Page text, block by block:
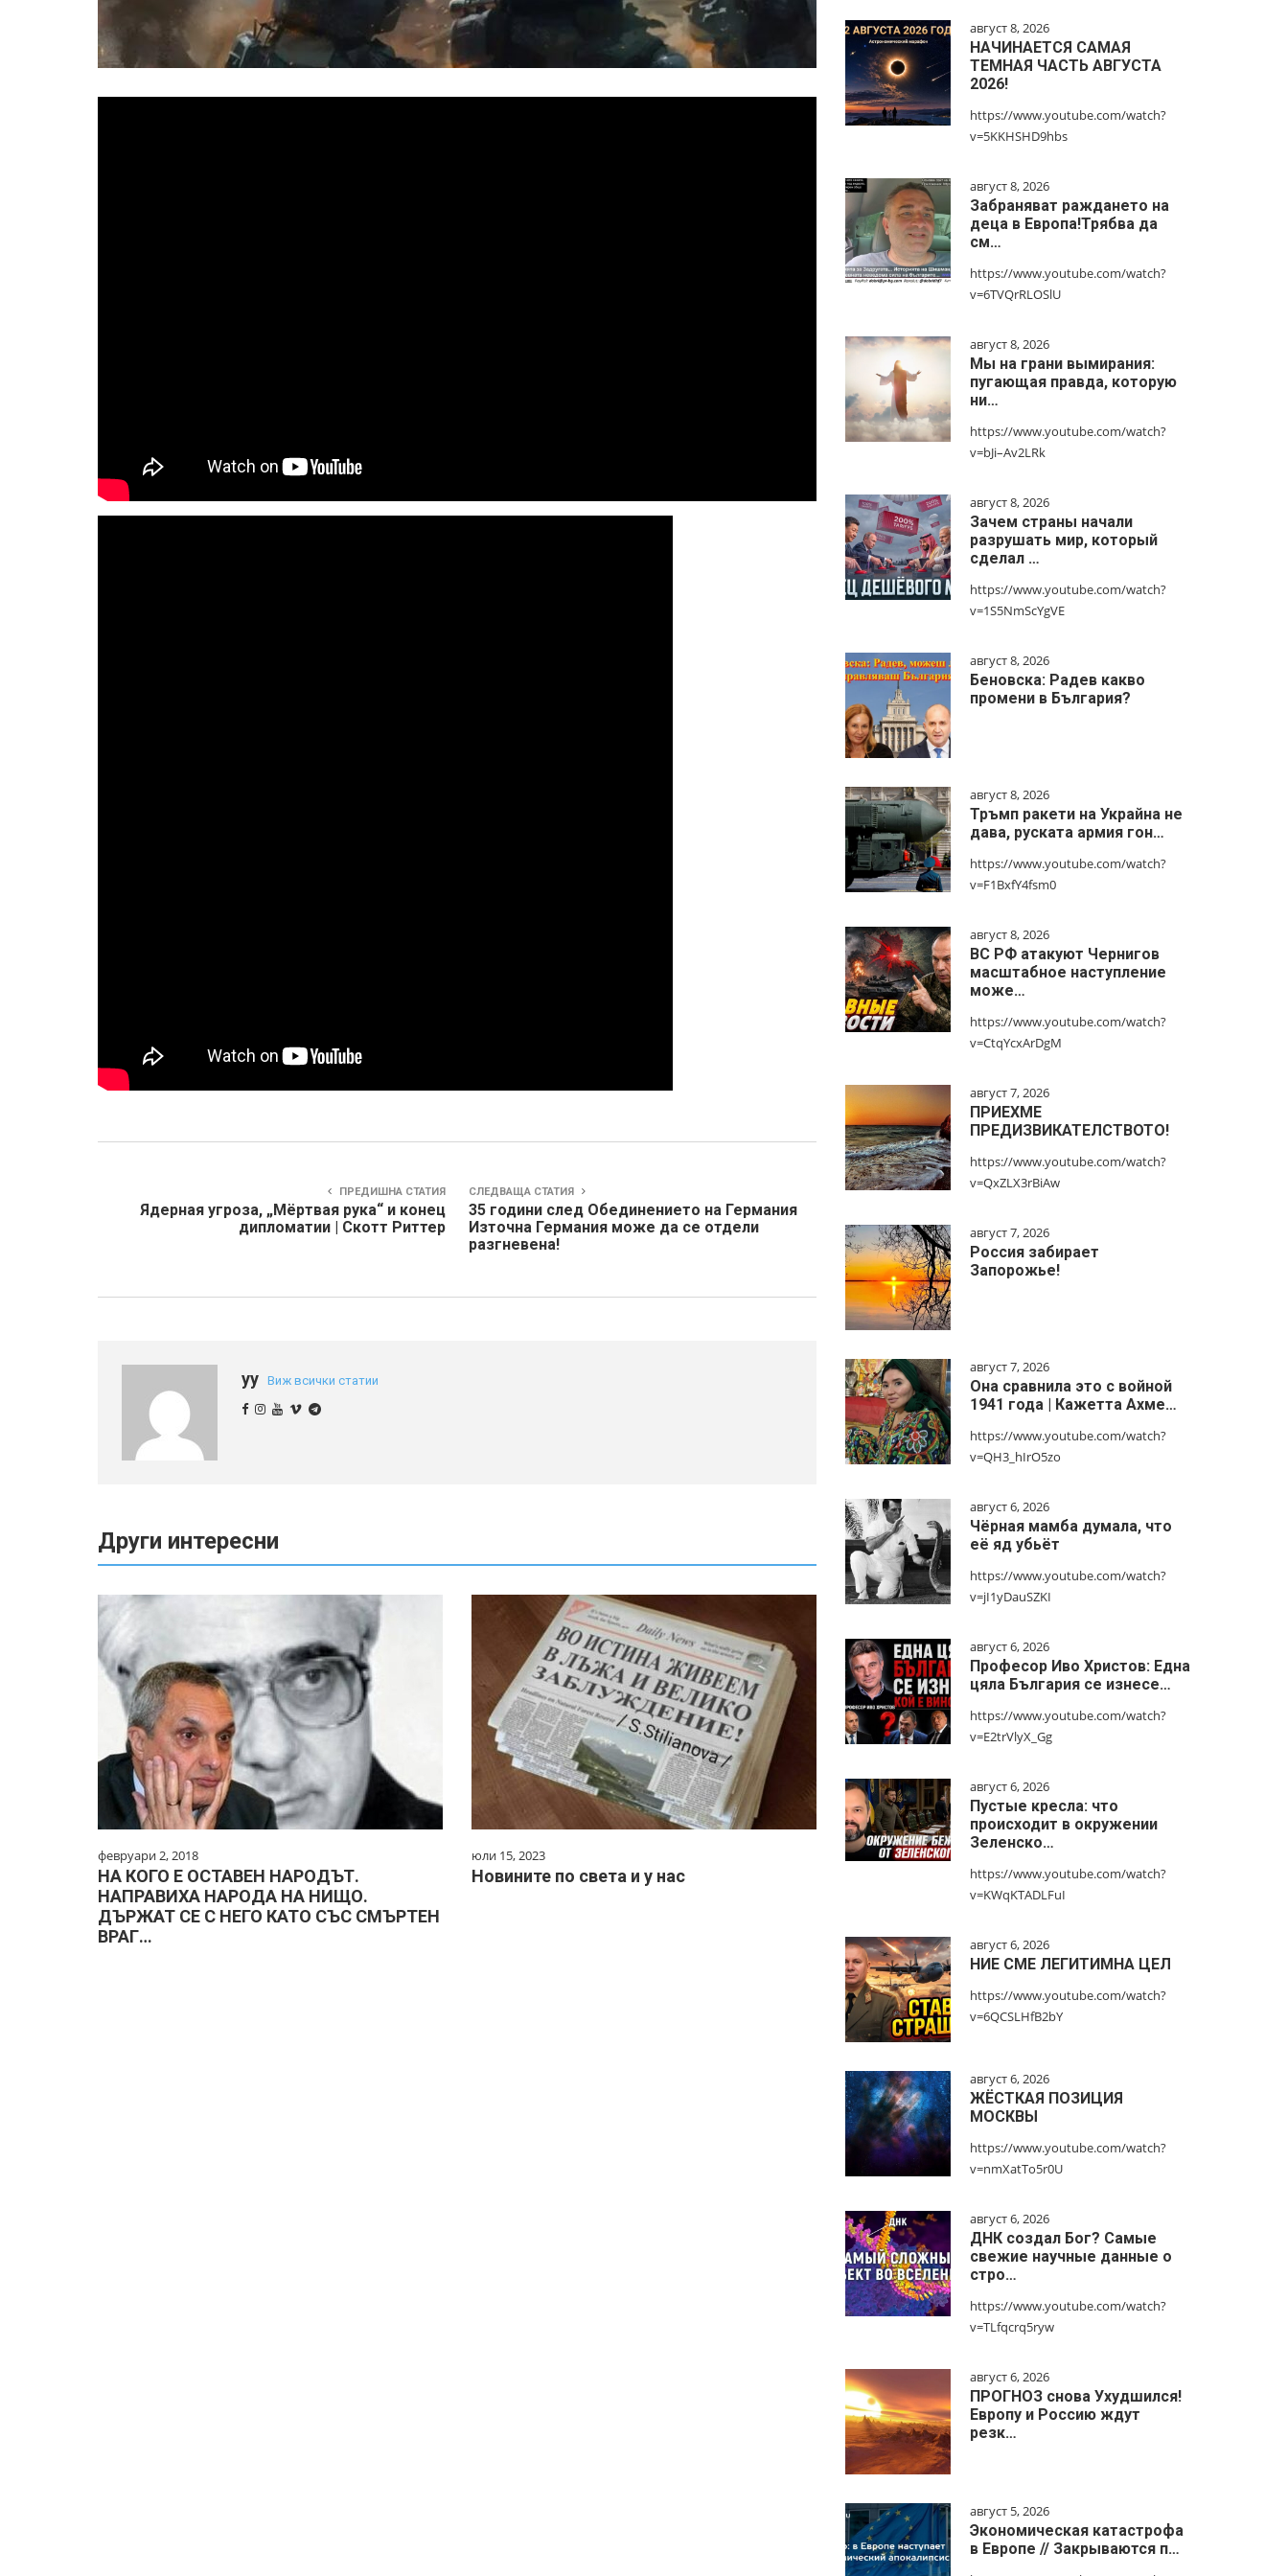
ПРЕДИШНА СТАТИЯ
Ядерная угроза, „Мёртвая рука“ и конец
дипломатии | Скотт Риттер
СЛЕДВАЩА СТАТИЯ
35 години след Обединението на Германия
Източна Германия може да се отдели
разгневена!
yy Виж всички статии
Други интересни
февруари 2, 2018
НА КОГО Е ОСТАВЕН НАРОДЪТ.
НАПРАВИХА НАРОДА НА НИЩО.
ДЪРЖАТ СЕ С НЕГО КАТО СЪС СМЪРТЕН
ВРАГ…
юли 15, 2023
Новините по света и у нас
август 8, 2026
НАЧИНАЕТСЯ САМАЯ
ТЕМНАЯ ЧАСТЬ АВГУСТА
2026!
https://www.youtube.com/watch?
v=5KKHSHD9hbs
август 8, 2026
Забраняват раждането на
деца в Европа!Трябва да
см…
https://www.youtube.com/watch?
v=6TVQrRLOSlU
август 8, 2026
Мы на грани вымирания:
пугающая правда, которую
ни…
https://www.youtube.com/watch?
v=bJi–Av2LRk
август 8, 2026
Зачем страны начали
разрушать мир, который
сделал …
https://www.youtube.com/watch?
v=1S5NmScYgVE
август 8, 2026
Беновска: Радев какво
промени в България?
август 8, 2026
Тръмп ракети на Украйна не
дава, руската армия гон…
https://www.youtube.com/watch?
v=F1BxfY4fsm0
август 8, 2026
ВС РФ атакуют Чернигов
масштабное наступление
може…
https://www.youtube.com/watch?
v=CtqYcxArDgM
август 7, 2026
ПРИЕХМЕ
ПРЕДИЗВИКАТЕЛСТВОТО!
https://www.youtube.com/watch?
v=QxZLX3rBiAw
август 7, 2026
Россия забирает
Запорожье!
август 7, 2026
Она сравнила это с войной
1941 года | Кажетта Ахме…
https://www.youtube.com/watch?
v=QH3_hIrO5zo
август 6, 2026
Чёрная мамба думала, что
её яд убьёт
https://www.youtube.com/watch?
v=jI1yDauSZKI
август 6, 2026
Професор Иво Христов: Една
цяла България се изнесе…
https://www.youtube.com/watch?
v=E2trVlyX_Gg
август 6, 2026
Пустые кресла: что
происходит в окружении
Зеленско…
https://www.youtube.com/watch?
v=KWqKTADLFuI
август 6, 2026
НИЕ СМЕ ЛЕГИТИМНА ЦЕЛ
https://www.youtube.com/watch?
v=6QCSLHfB2bY
август 6, 2026
ЖЁСТКАЯ ПОЗИЦИЯ
МОСКВЫ
https://www.youtube.com/watch?
v=nmXatTo5r0U
август 6, 2026
ДНК создал Бог? Самые
свежие научные данные о
стро…
https://www.youtube.com/watch?
v=TLfqcrq5ryw
август 6, 2026
ПРОГНОЗ снова Ухудшился!
Европу и Россию ждут
резк…
август 5, 2026
Экономическая катастрофа
в Европе // Закрываются п…